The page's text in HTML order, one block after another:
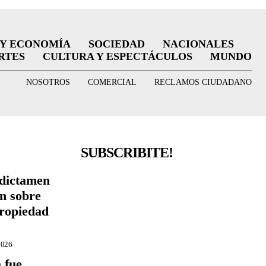
ECONOMÍA SOCIEDAD
NACIONALES
CULTURA Y ESPECTÁCULOS MUNDO
NOSOTROS COMERCIAL RECLAMOS CIUDADANO
sobre
SUBSCRIBITE!